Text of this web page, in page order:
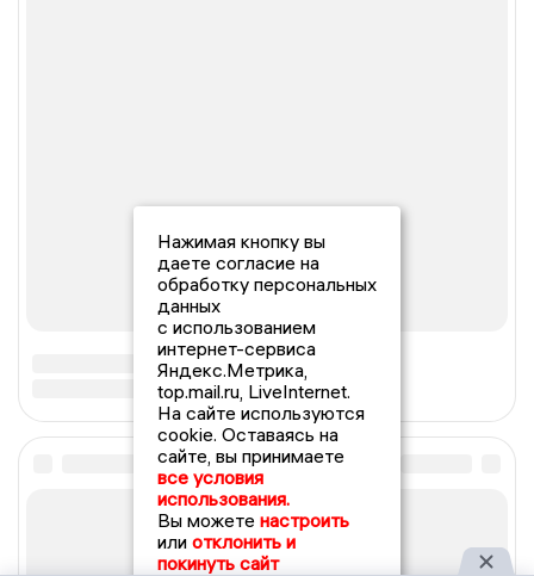
Нажимая кнопку вы
даете согласие на
обработку персональных
данных
с использованием
интернет-сервиса
Яндекс.Метрика,
top.mail.ru, LiveInternet.
На сайте используются
cookie. Оставаясь на
сайте, вы принимаете
все условия
использования.
Вы можете настроить
или отклонить и
покинуть сайт